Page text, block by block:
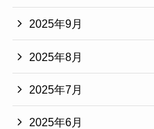
2025年9月
2025年8月
2025年7月
2025年6月